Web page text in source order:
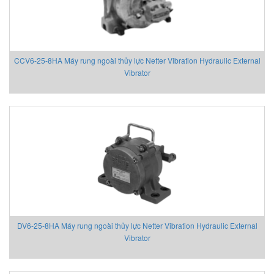
Chongqing Huaneng
COMFILETECH
Conductix Wampfler
CCV6-25-8HA Máy rung ngoài thủy lực Netter Vibration Hydraulic External
Vibrator
DV6-25-8HA Máy rung ngoài thủy lực Netter Vibration Hydraulic External
Vibrator